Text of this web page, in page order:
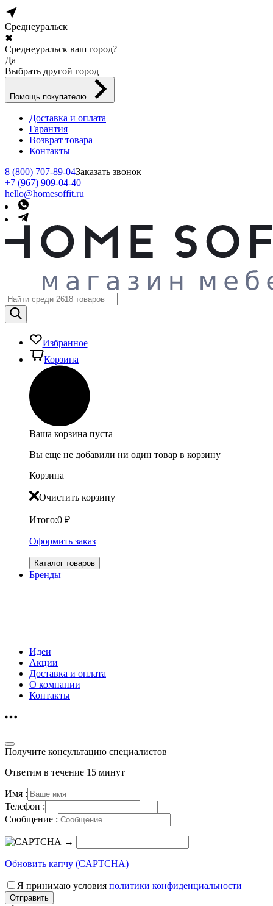
Среднеуральск
✖
Среднеуральск ваш город?
Да
Выбрать другой город
Помощь покупателю
Доставка и оплата
Гарантия
Возврат товара
Контакты
8 (800) 707-89-04Заказать звонок
+7 (967) 909-04-40
hello@homesoffit.ru
Избранное
Корзина
Ваша корзина пуста
Вы еще не добавили ни один товар в корзину
Корзина
Очистить корзину
Итого:0 ₽
Оформить заказ
Каталог товаров
Бренды
Идеи
Акции
Доставка и оплата
О компании
Контакты
Получите консультацию специалистов
Ответим в течение 15 минут
Имя :
Телефон :
Сообщение :
→
Обновить капчу (CAPTCHA)
Я принимаю условия политики конфиденциальности
Отправить